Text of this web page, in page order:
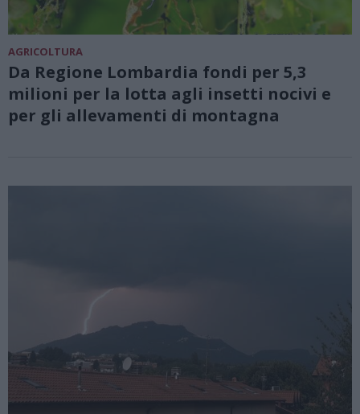
AGRICOLTURA
Da Regione Lombardia fondi per 5,3
milioni per la lotta agli insetti nocivi e
per gli allevamenti di montagna